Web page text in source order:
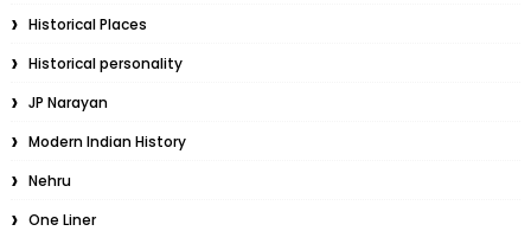
Historical Places
Historical personality
JP Narayan
Modern Indian History
Nehru
One Liner